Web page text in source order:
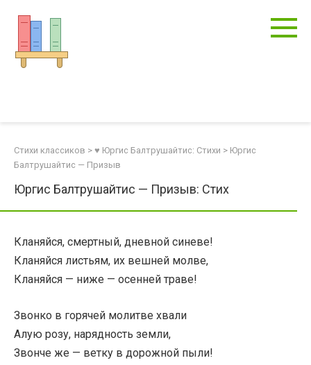
контенту
Стихи классиков > ♥ Юргис Балтрушайтис: Стихи > Юргис
Балтрушайтис — Призыв
Юргис Балтрушайтис — Призыв: Стих
Кланяйся, смертный, дневной синеве!
Кланяйся листьям, их вешней молве,
Кланяйся — ниже — осенней траве!
Звонко в горячей молитве хвали
Алую розу, нарядность земли,
Звонче же — ветку в дорожной пыли!